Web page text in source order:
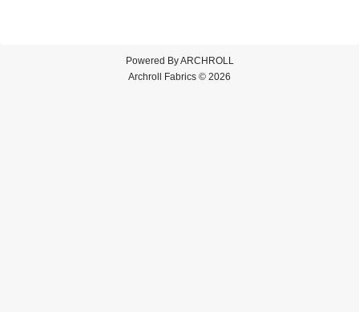
Powered ByARCHROLL
Archroll Fabrics © 2026